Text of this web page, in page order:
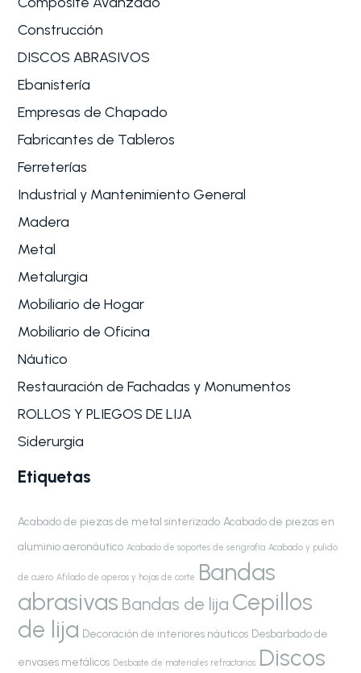
Construcción
DISCOS ABRASIVOS
Ebanistería
Empresas de Chapado
Fabricantes de Tableros
Ferreterías
Industrial y Mantenimiento General
Madera
Metal
Metalurgia
Mobiliario de Hogar
Mobiliario de Oficina
Náutico
Restauración de Fachadas y Monumentos
ROLLOS Y PLIEGOS DE LIJA
Siderurgia
Etiquetas
Acabado de piezas de metal sinterizado Acabado de piezas en
aluminio aeronáutico Acabado de soportes de serigrafía Acabado y pulido
de cuero Afilado de aperos y hojas de corte Bandas
abrasivas Bandas de lija Cepillos
de lija Decoración de interiores náuticos Desbarbado de
envases metálicos Desbaste de materiales refractarios Discos